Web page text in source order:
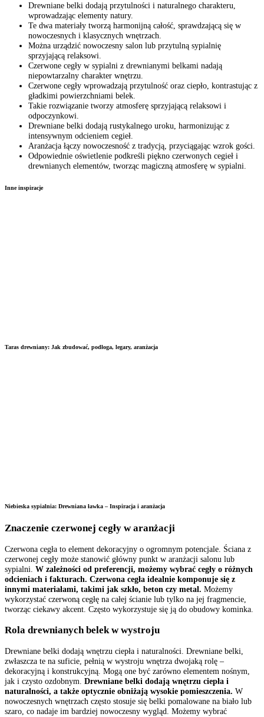
Drewniane belki dodają przytulności i naturalnego charakteru,
wprowadzając elementy natury.
Te dwa materiały tworzą harmonijną całość, sprawdzającą się w
nowoczesnych i klasycznych wnętrzach.
Można urządzić nowoczesny salon lub przytulną sypialnię
sprzyjającą relaksowi.
Czerwone cegły w sypialni z drewnianymi belkami nadają
niepowtarzalny charakter wnętrzu.
Czerwone cegły wprowadzają przytulność oraz ciepło, kontrastując z
gładkimi powierzchniami belek.
Takie rozwiązanie tworzy atmosferę sprzyjającą relaksowi i
odpoczynkowi.
Drewniane belki dodają rustykalnego uroku, harmonizując z
intensywnym odcieniem cegieł.
Aranżacja łączy nowoczesność z tradycją, przyciągając wzrok gości.
Odpowiednie oświetlenie podkreśli piękno czerwonych cegieł i
drewnianych elementów, tworząc magiczną atmosferę w sypialni.
Inne inspiracje
Taras drewniany: Jak zbudować, podłoga, legary, aranżacja
Niebieska sypialnia: Drewniana ławka – Inspiracja i aranżacja
Znaczenie czerwonej cegły w aranżacji
Czerwona cegła to element dekoracyjny o ogromnym potencjale. Ściana z
czerwonej cegły może stanowić główny punkt w aranżacji salonu lub
sypialni. W zależności od preferencji, możemy wybrać cegły o różnych
odcieniach i fakturach. Czerwona cegła idealnie komponuje się z
innymi materiałami, takimi jak szkło, beton czy metal. Możemy
wykorzystać czerwoną cegłę na całej ścianie lub tylko na jej fragmencie,
tworząc ciekawy akcent. Często wykorzystuje się ją do obudowy kominka.
Rola drewnianych belek w wystroju
Drewniane belki dodają wnętrzu ciepła i naturalności. Drewniane belki,
zwłaszcza te na suficie, pełnią w wystroju wnętrza dwojaką rolę –
dekoracyjną i konstrukcyjną. Mogą one być zarówno elementem nośnym,
jak i czysto ozdobnym. Drewniane belki dodają wnętrzu ciepła i
naturalności, a także optycznie obniżają wysokie pomieszczenia. W
nowoczesnych wnętrzach często stosuje się belki pomalowane na biało lub
szaro, co nadaje im bardziej nowoczesny wygląd. Możemy wybrać